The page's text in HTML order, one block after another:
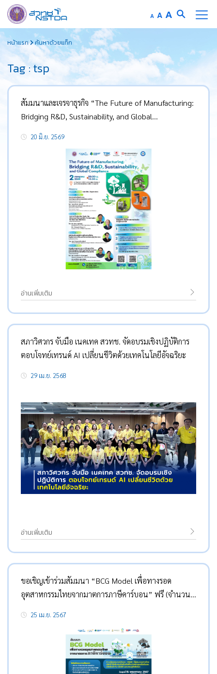
to
content
A Decrease
font
AReset
font
A Increase
font
หน้าแรก ค้นหาด้วยแท็ก
Tag : tsp
สัมมนาและเจรจาธุรกิจ “The Future of Manufacturing:
Bridging R&D, Sustainability, and Global
20 มิ.ย. 2569
อ่านเพิ่มเติม
สภาวิศวกร จับมือ เนคเทค สวทช. จัดอบรมเชิงปฏิบัติการ
ตอบโจทย์เทรนด์ AI เปลี่ยนชีวิตด้วยเทคโนโลยีอัจฉริยะ
29 เม.ย. 2568
อ่านเพิ่มเติม
ขอเชิญเข้าร่วมสัมมนา “BCG Model เพื่อทางรอด
อุตสาหกรรมไทยจากมาตการภาษีคาร์บอน” ฟรี (จำนวน
25 เม.ย. 2567